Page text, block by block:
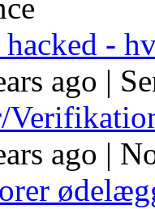
-
ago |
ago |